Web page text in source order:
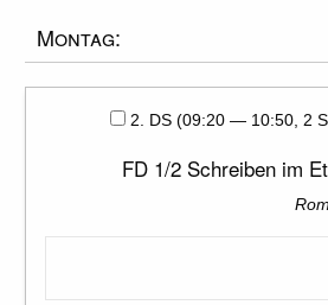
Montag:
2. DS (09:20 — 10:50, 2
FD 1/2 Schreiben im